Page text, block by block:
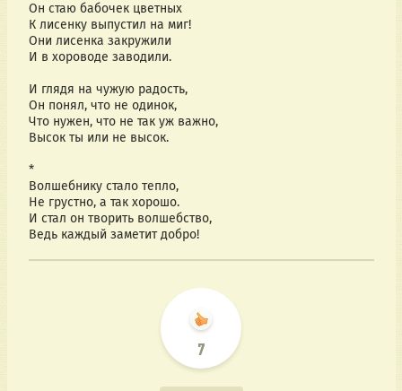
Он стаю бабочек цветных
К лисенку выпустил на миг!
Они лисенка закружили
И в хороводе заводили.
И глядя на чужую радость,
Он понял, что не одинок,
Что нужен, что не так уж важно,
Высок ты или не высок.
*
Волшебнику стало тепло,
Не грустно, а так хорошо.
И стал он творить волшебство,
Ведь каждый заметит добро!
7